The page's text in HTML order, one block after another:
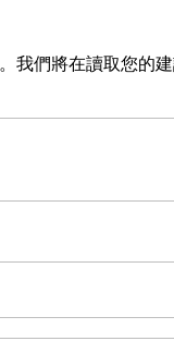
我們將在讀取您的